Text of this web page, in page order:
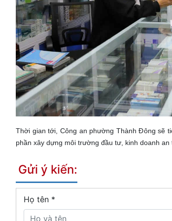
Thời gian tới, Công an phường Thành Đông sẽ
phần xây dựng môi trường đầu tư, kinh doanh
Gửi ý kiến:
Họ tên *